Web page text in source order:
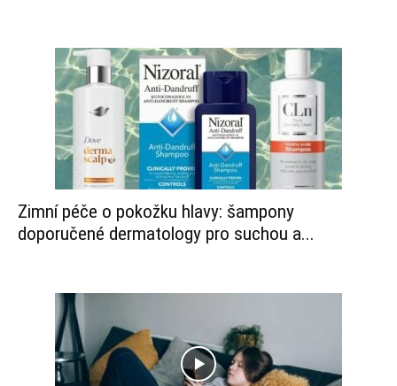
Zimní péče o pokožku hlavy: šampony
doporučené dermatology pro suchou a...